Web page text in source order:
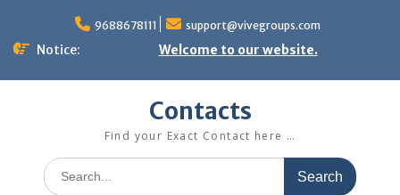
content
9688678111 support@vivegroups.com
Notice: Welcome to our website.
Contacts
Find your Exact Contact here …
Search
for: